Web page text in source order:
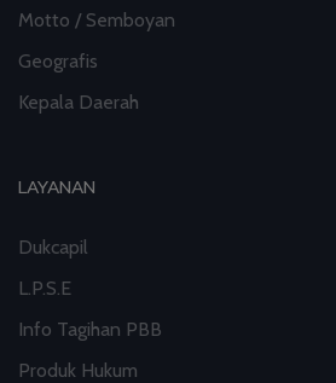
Motto / Semboyan
Geografis
Kepala Daerah
LAYANAN
Dukcapil
L.P.S.E
Info Tagihan PBB
Produk Hukum